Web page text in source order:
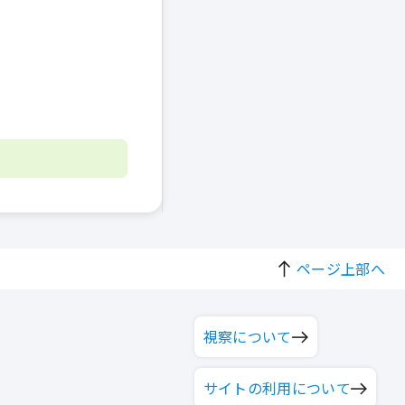
ページ上部へ
視察について
サイトの利用について